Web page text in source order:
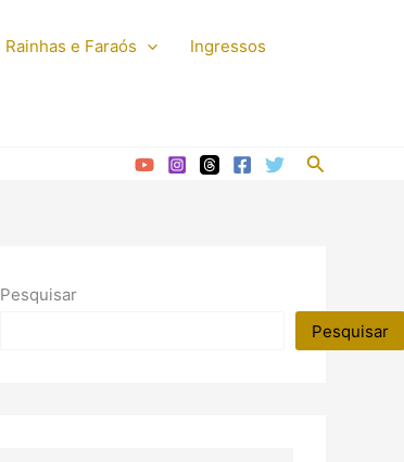
Rainhas e Faraós Ingressos
Pesquisar
Pesquisar
Pesquisar